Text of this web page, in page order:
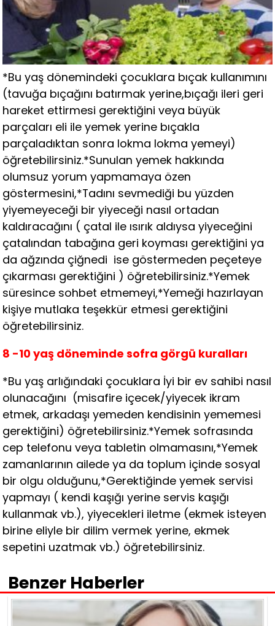
*Bu yaş dönemindeki çocuklara bıçak kullanımını
(tavuğa bıçağını batırmak yerine,bıçağı ileri geri
hareket ettirmesi gerektiğini veya büyük
parçaları eli ile yemek yerine bıçakla
parçaladıktan sonra lokma lokma yemeyi)
öğretebilirsiniz.*Sunulan yemek hakkında
olumsuz yorum yapmamaya özen
göstermesini,*Tadını sevmediği bu yüzden
yiyemeyeceği bir yiyeceği nasıl ortadan
kaldıracağını ( çatal ile ısırık aldıysa yiyeceğini
çatalından tabağına geri koyması gerektiğini ya
da ağzında çiğnedi ise göstermeden peçeteye
çıkarması gerektiğini ) öğretebilirsiniz.*Yemek
süresince sohbet etmemeyi,*Yemeği hazırlayan
kişiye mutlaka teşekkür etmesi gerektiğini
öğretebilirsiniz.
8 -10 yaş döneminde sofra görgü kuralları
*Bu yaş arlığındaki çocuklara İyi bir ev sahibi nasıl
olunacağını (misafire içecek/yiyecek ikram
etmek, arkadaşı yemeden kendisinin yememesi
gerektiğini) öğretebilirsiniz.*Yemek sofrasında
cep telefonu veya tabletin olmamasını,*Yemek
zamanlarının ailede ya da toplum içinde sosyal
bir olgu olduğunu,*Gerektiğinde yemek servisi
yapmayı ( kendi kaşığı yerine servis kaşığı
kullanmak vb.), yiyecekleri iletme (ekmek isteyen
birine eliyle bir dilim vermek yerine, ekmek
sepetini uzatmak vb.) öğretebilirsiniz.
Benzer Haberler